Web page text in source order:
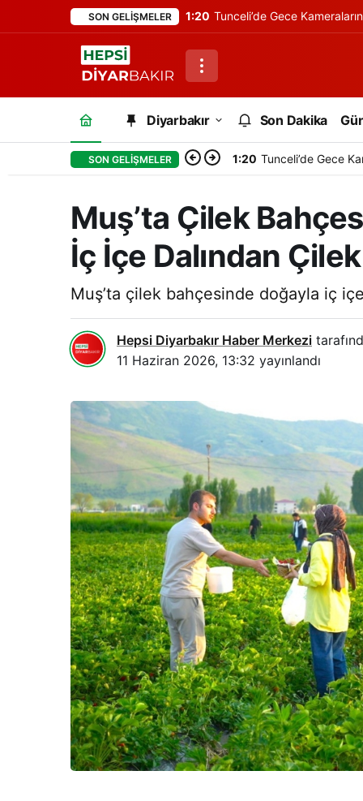
SON GELIŞMELER 1:20 Tunceli’de Gece
Diyarbakır Son Dakika
SON GELIŞMELER 1:20 Tunceli’de Gece
Muş’ta Çilek
İç İçe Dalından
Muş’ta çilek bahçesinde doğayla iç
Hepsi Diyarbakır Haber Merkezi
11 Haziran 2026, 13:32 yayınlandı